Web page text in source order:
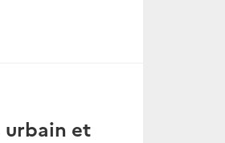
urbain et